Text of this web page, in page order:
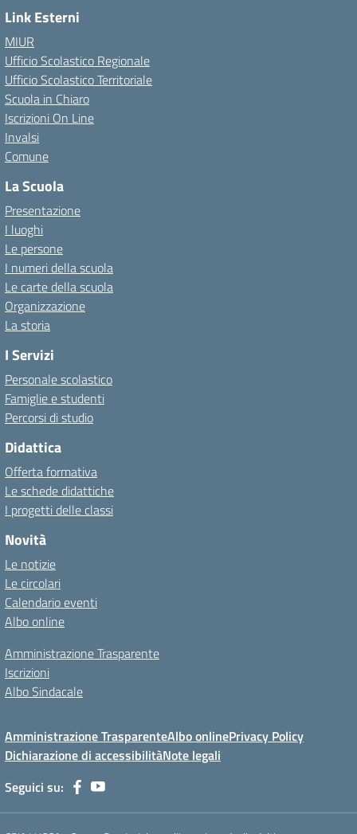
Link Esterni
MIUR
Ufficio Scolastico Regionale
Ufficio Scolastico Territoriale
Scuola in Chiaro
Iscrizioni On Line
Invalsi
Comune
La Scuola
Presentazione
I luoghi
Le persone
I numeri della scuola
Le carte della scuola
Organizzazione
La storia
I Servizi
Personale scolastico
Famiglie e studenti
Percorsi di studio
Didattica
Offerta formativa
Le schede didattiche
I progetti delle classi
Novità
Le notizie
Le circolari
Calendario eventi
Albo online
Amministrazione Trasparente
Iscrizioni
Albo Sindacale
Amministrazione TrasparenteAlbo onlinePrivacy Policy
Dichiarazione di accessibilitàNote legali
Seguici su: